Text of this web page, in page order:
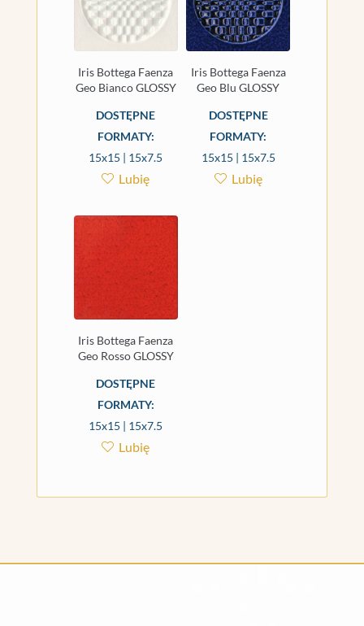
Iris Bottega Faenza
Geo Bianco GLOSSY
DOSTĘPNE
FORMATY:
15x15 | 15x7.5
Lubię
Iris Bottega Faenza
Geo Blu GLOSSY
DOSTĘPNE
FORMATY:
15x15 | 15x7.5
Lubię
Iris Bottega Faenza
Geo Rosso GLOSSY
DOSTĘPNE
FORMATY:
15x15 | 15x7.5
Lubię